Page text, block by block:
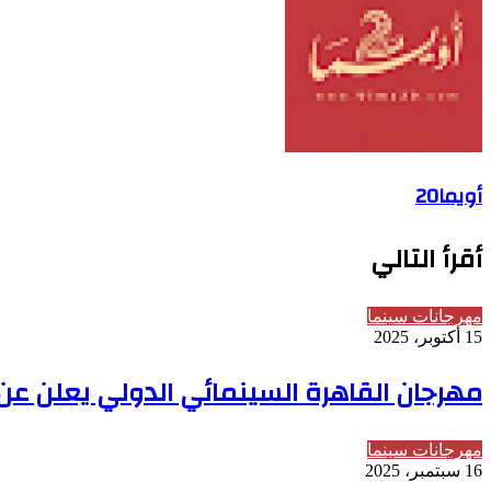
أويما20
أقرأ التالي
مهرجانات سينما
15 أكتوبر، 2025
مهرجان القاهرة السينمائي الدولي يعلن عن
مهرجانات سينما
16 سبتمبر، 2025